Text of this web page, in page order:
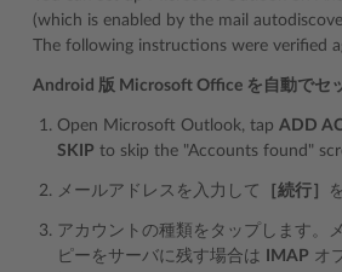
(which is enabled by the mail
The following instructions were verified
Android 版 Microsoft Office を自動でセ
Open Microsoft Outlook, tap ADD
SKIP to skip the "Accounts found"
メールアドレスを入力して ［続行］
アカウントの種類をタップします。
ピーをサーバに残す場合は
IMAP オ